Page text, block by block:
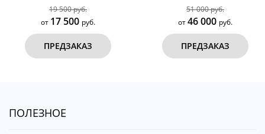
19 500 руб.
17 500руб.
ПРЕДЗАКАЗ
51 000 руб.
46 000руб.
ПРЕДЗАКАЗ
ПОЛЕЗНОЕ